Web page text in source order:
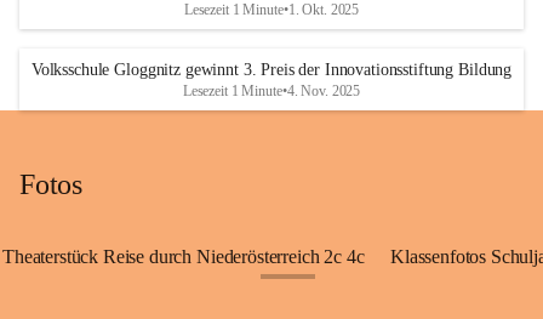
Lesezeit 1 Minute•1. Okt. 2025
Volksschule Gloggnitz gewinnt 3. Preis der Innovationsstiftung Bildung
Lesezeit 1 Minute•4. Nov. 2025
Fotos
Theaterstück Reise durch Niederösterreich 2c 4c Klassenfotos